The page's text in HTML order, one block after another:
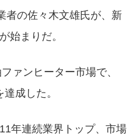
者の佐々木文雄氏が、新
始まりだ。
ァンヒーター市場で、
成した。
年連続業界トップ、市場